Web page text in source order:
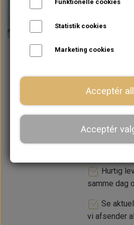
lager. 1-2
−
Dansk
Hurtig
samme dag
Se
vi afsender
Funktionelle cookies
Statistik cookies
Marketing cookies
Acceptér
Acceptér